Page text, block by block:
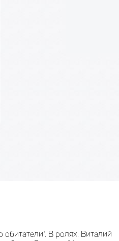
В ролях: Виталий